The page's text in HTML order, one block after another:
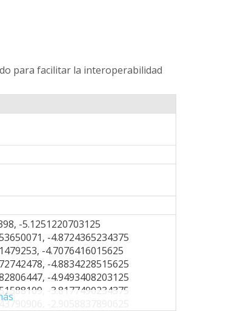
para facilitar la interoperabilidad
-5.1251220703125
-4.8724365234375
-4.7076416015625
-4.8834228515625
-4.9493408203125
-3.8177490234375
-2.9058837890625